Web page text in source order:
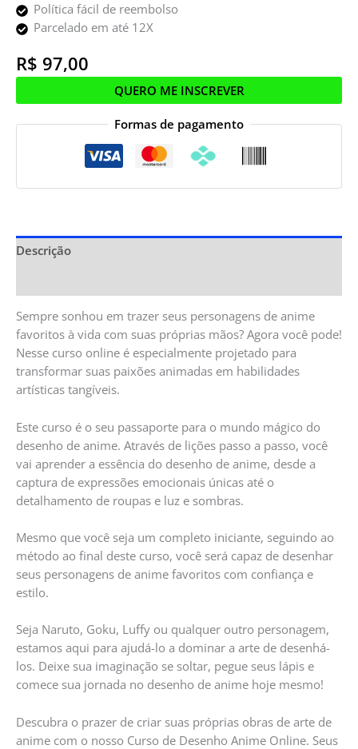
Política fácil de reembolso
Parcelado em até 12X
R$ 97,00
QUERO ME INSCREVER
Formas de pagamento
Descrição
Sempre sonhou em trazer seus personagens de anime
favoritos à vida com suas próprias mãos? Agora você pode!
Nesse curso online é especialmente projetado para
transformar suas paixões animadas em habilidades
artísticas tangíveis.
Este curso é o seu passaporte para o mundo mágico do
desenho de anime. Através de lições passo a passo, você
vai aprender a essência do desenho de anime, desde a
captura de expressões emocionais únicas até o
detalhamento de roupas e luz e sombras.
Mesmo que você seja um completo iniciante, seguindo ao
método ao final deste curso, você será capaz de desenhar
seus personagens de anime favoritos com confiança e
estilo.
Seja Naruto, Goku, Luffy ou qualquer outro personagem,
estamos aqui para ajudá-lo a dominar a arte de desenhá-
los. Deixe sua imaginação se soltar, pegue seus lápis e
comece sua jornada no desenho de anime hoje mesmo!
Descubra o prazer de criar suas próprias obras de arte de
anime com o nosso Curso de Desenho Anime Online. Seus